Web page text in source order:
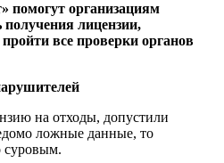
помогут организациям
получения лицензии,
все проверки органов
на отходы, допустили
ложные данные, то
суровым.